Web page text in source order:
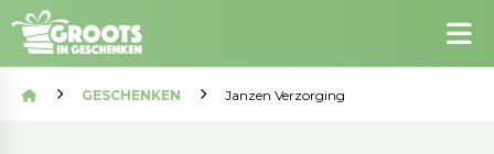
GESCHENKEN Janzen Verzorging